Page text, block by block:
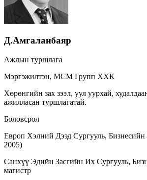
Д.Амгаланбаяр
Ажлын туршлага
Мэргэжилтэн, МСМ Групп ХХК
Хөрөнгийн зах зээл, уул уурхай,
ажилласан туршлагатай.
Боловсрол
Европ Хэлний Дээд Сургууль, Бизнесийн
2005)
Санхүү Эдийн Засгийн Их Сургууль,
магистр